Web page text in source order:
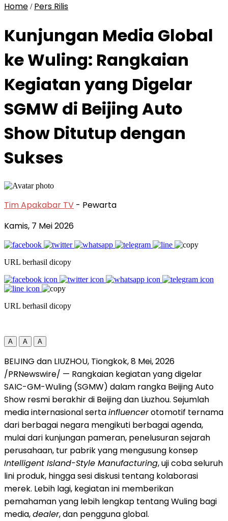
Home / Pers Rilis
Kunjungan Media Global
ke Wuling: Rangkaian
Kegiatan yang Digelar
SGMW di Beijing Auto
Show Ditutup dengan
Sukses
Tim Apakabar TV - Pewarta
Kamis, 7 Mei 2026
URL berhasil dicopy
URL berhasil dicopy
A A A
BEIJING dan LIUZHOU, Tiongkok,8 Mei, 2026
/PRNewswire/ — Rangkaian kegiatan yang digelar
SAIC-GM-Wuling (SGMW) dalam rangka Beijing Auto
Show resmi berakhir di Beijing dan Liuzhou. Sejumlah
media internasional sertainfluencerotomotif ternama
dari berbagai negara mengikuti berbagai agenda,
mulai dari kunjungan pameran, penelusuran sejarah
perusahaan, tur pabrik yang mengusung konsep
Intelligent Island-Style Manufacturing, uji coba seluruh
lini produk, hingga sesi diskusi tentang kolaborasi
merek. Lebih lagi, kegiatan ini memberikan
pemahaman yang lebih lengkap tentang Wuling bagi
media,dealer, dan pengguna global.